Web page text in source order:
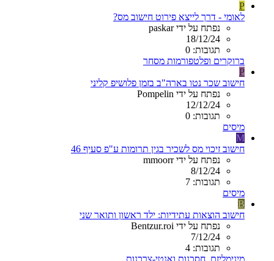
P
לאומי - דרך לייצא פירוט חישוב מס?
נפתח על ידי paskar
18/12/24
תגובות: 0
ברוקרים ופלטפורמות מסחר
P
חישוב שכר נטו בארה"ב בזמן פלושיפ קליני
נפתח על ידי Pompelin
12/12/24
תגובות: 0
מיסים
M
חישוב זיכוי מס לשכיר בגין תרומות ע"פ סעיף 46
נפתח על ידי mmoorr
8/12/24
תגובות: 7
מיסים
B
חישוב הוצאות עתידיות: ילד ראשון ותואר שני
נפתח על ידי Bentzur.roi
7/12/24
תגובות: 4